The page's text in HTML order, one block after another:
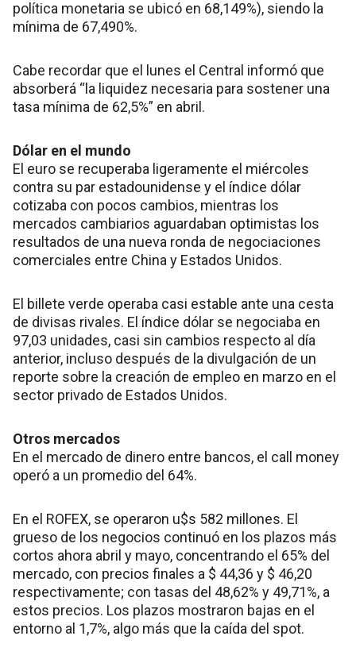
política monetaria se ubicó en 68,149%), siendo la
mínima de 67,490%.
Cabe recordar que el lunes el Central informó que
absorberá “la liquidez necesaria para sostener una
tasa mínima de 62,5%” en abril.
Dólar en el mundo
El euro se recuperaba ligeramente el miércoles
contra su par estadounidense y el índice dólar
cotizaba con pocos cambios, mientras los
mercados cambiarios aguardaban optimistas los
resultados de una nueva ronda de negociaciones
comerciales entre China y Estados Unidos.
El billete verde operaba casi estable ante una cesta
de divisas rivales. El índice dólar se negociaba en
97,03 unidades, casi sin cambios respecto al día
anterior, incluso después de la divulgación de un
reporte sobre la creación de empleo en marzo en el
sector privado de Estados Unidos.
Otros mercados
En el mercado de dinero entre bancos, el call money
operó a un promedio del 64%.
En el ROFEX, se operaron u$s 582 millones. El
grueso de los negocios continuó en los plazos más
cortos ahora abril y mayo, concentrando el 65% del
mercado, con precios finales a $ 44,36 y $ 46,20
respectivamente; con tasas del 48,62% y 49,71%, a
estos precios. Los plazos mostraron bajas en el
entorno al 1,7%, algo más que la caída del spot.